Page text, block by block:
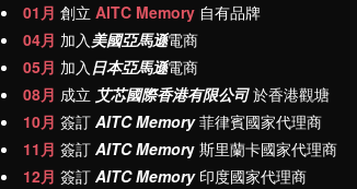
01月 創立 AITC Memory 自有品牌
04月 加入美國亞馬遜電商
05月 加入 日本亞馬遜電商
08月 成立 艾芯國際香港有限公司於香港觀塘
10月 簽訂 AITC Memory菲律賓國家代理商
11月 簽訂 AITC Memory 斯里蘭卡國家代理商
12月 簽訂 AITC Memory印度國家代理商